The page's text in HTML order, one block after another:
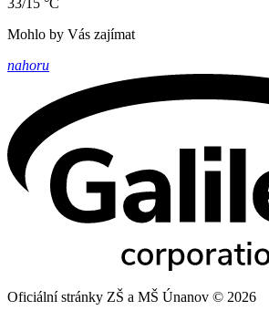
33/15 °C
Mohlo by Vás zajímat
nahoru
Oficiální stránky ZŠ a MŠ Únanov © 2026